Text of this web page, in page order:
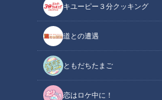
キユーピー３分クッキング
道との遭遇
ともだちたまご
恋はロケ中に！
CBCテレビ製作のドキュメンタリー番組「
が、日本民間放送連盟賞中部・北陸の報道部
この記事の画像（全1枚）